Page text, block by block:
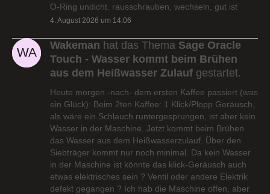
O-Ring undicht. rausschrauben, wechseln, gut ist
4. August 2026 um 14:06
Wakeman hat das Thema Sage Oracle
Touch - Wasser kommt beim Brühen
aus dem Heißwasser Zulauf gestartet.
Heute morgen -nach- dem ersten Kaffee passiert (was
ein Glück): Beim 2ten Kaffee: 1 Klick/Plopp Geräusch,
als wäre ein Schlauch runtergesprungen, ist aber kein
Wasser in der Maschine. Jetzt kommt beim Brühen
das Wasser aus dem Heißwasserzulauf. Über den
Siebträger kommt nur noch minimal. Da kein Wasser
in der Maschine ist könnte das klick-Geräusch auch
etwas elektrisches sein ? Ventil oder andere Elektrik
defekt gegangen ? Ich hab die Maschine offen, aber